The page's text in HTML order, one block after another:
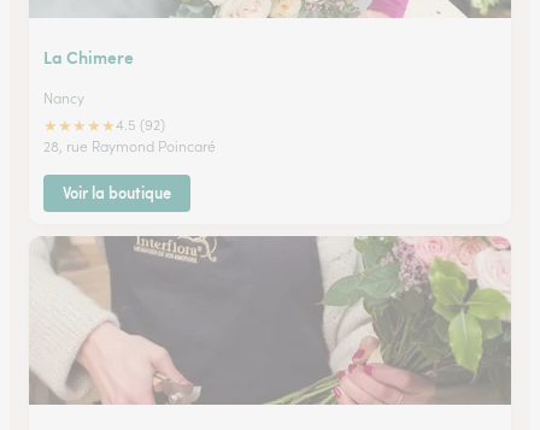
La Chimere
Nancy
★★★★★4.5 (92)
28, rue Raymond Poincaré
Voir la boutique